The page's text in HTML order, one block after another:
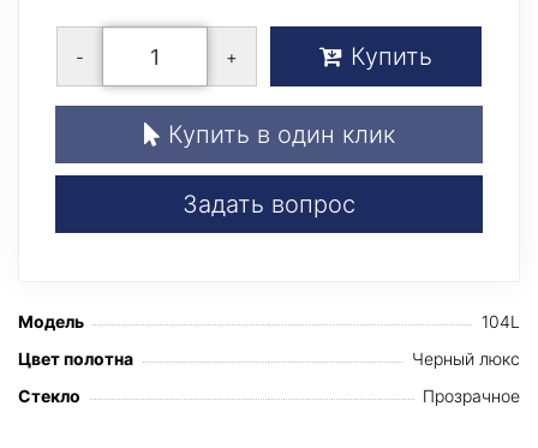
- + Купить
Купить в один клик
Задать вопрос
Модель
104L
Цвет полотна
Черный люкс
Стекло
Прозрачное